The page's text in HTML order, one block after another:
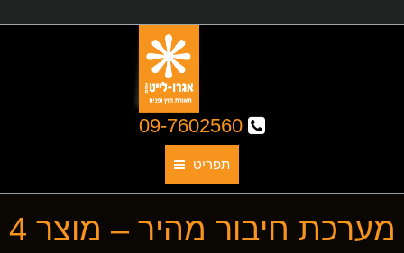
תפריט
תאורת גן
מערכת חיבור מהיר – מוצר 4